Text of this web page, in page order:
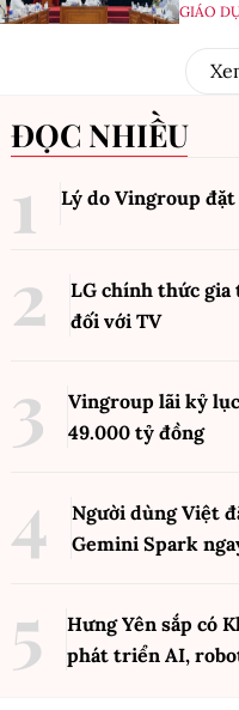
GIÁO
ĐỌC NHIỀU
Lý do Vingroup đặt
LG chính thức gia
đối với TV
Vingroup lãi kỷ
49.000 tỷ đồng
Người dùng Việt
Gemini Spark
Hưng Yên sắp có
phát triển AI,